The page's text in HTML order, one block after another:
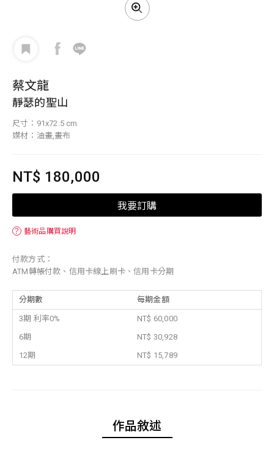
蔡文龍
靜瑟的聖山
尺寸：91x72.5 cm
媒材：油畫,畫布
NT$ 180,000
我要訂購
？ 藝術品購買說明
付款方式：
ATM轉帳付款、信用卡線上刷卡、信用卡分期
分期數 每期金額
3期 利率0%
NT$ 60,000
6期
NT$ 30,928
12期
NT$ 15,789
作品敘述